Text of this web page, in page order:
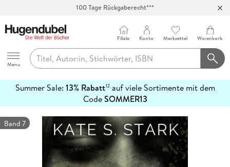
100 Tage Rückgaberecht***
Hugendubel
Menu
Filiale Konto Merkzettel Warenkorb
Summer Sale: 13% Rabatt12auf viele Sortimente mit dem
CodeSOMMER13
erfahren
Band 7